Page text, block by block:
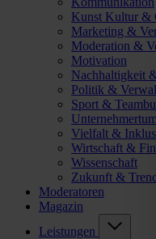
Kunst Kultur &
Marketing &
Moderation &
Motivation
Nachhaltigkeit
Politik &
Sport &
Unternehmertum
Vielfalt &
Wirtschaft &
Wissenschaft
Zukunft &
Moderatoren
Magazin
Leistungen